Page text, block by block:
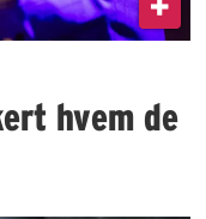
hvem de